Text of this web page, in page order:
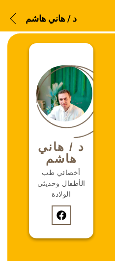
د / هاني هاشم
د / هاني هاشم
October 9, 2025/ rawnaa gad
د / هاني
هاشم
أخصائي طب
الأطفال وحديثي
الولادة